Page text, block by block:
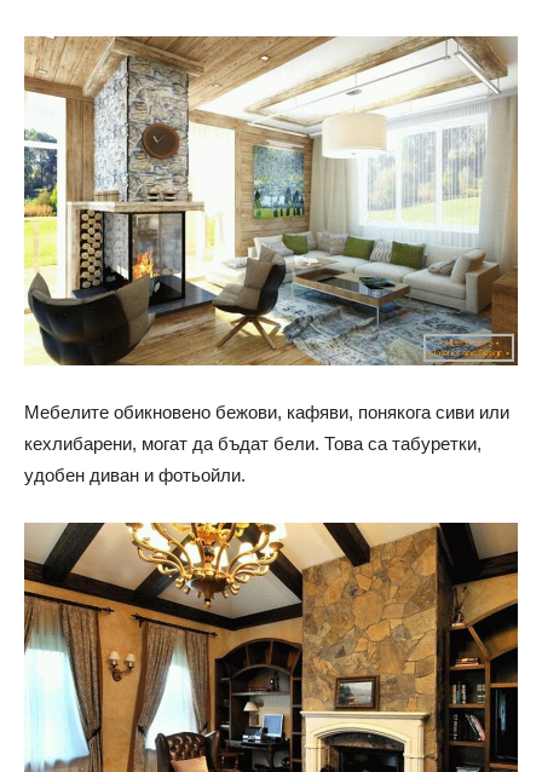
Мебелите обикновено бежови, кафяви, понякога сиви или
кехлибарени, могат да бъдат бели. Това са табуретки,
удобен диван и фотьойли.